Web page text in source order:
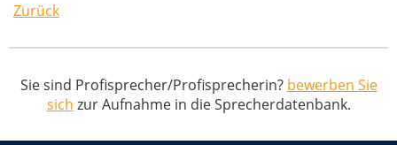
Zurück
Sie sind Profisprecher/Profisprecherin? bewerben Sie
sich zur Aufnahme in die Sprecherdatenbank.